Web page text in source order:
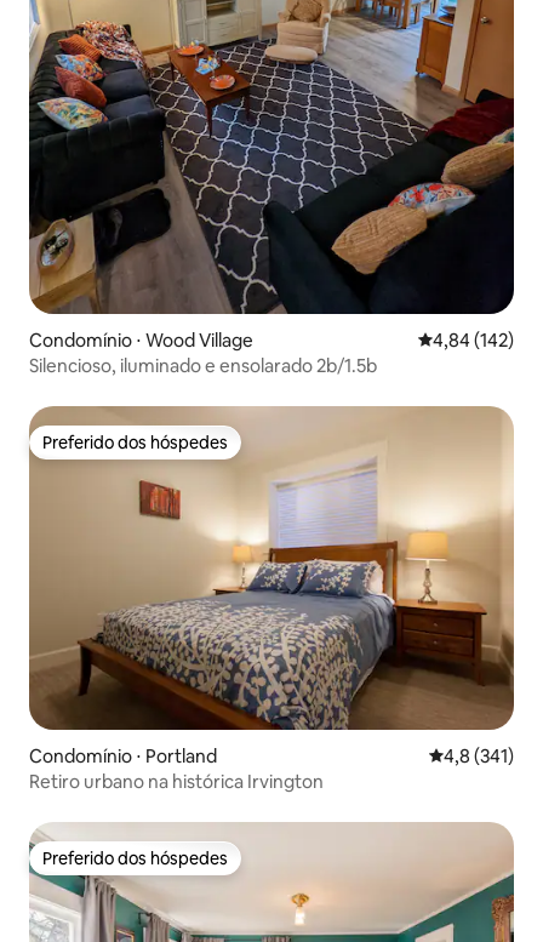
Condomínio ⋅ Wood Village 4,84 de uma
4,84 (142)
Silencioso, iluminado e ensolarado 2b/1.5b
Preferido dos hóspedes
Preferido dos hóspedes
Condomínio ⋅ Portland 4,8 de uma
4,8 (341)
Retiro urbano na histórica Irvington
Preferido dos hóspedes
Preferido dos hóspedes